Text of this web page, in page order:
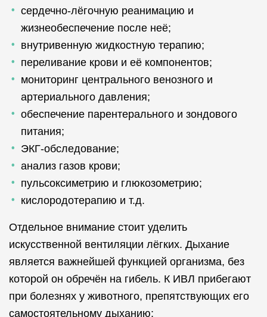
сердечно-лёгочную реанимацию и
жизнеобеспечение после неё;
внутривенную жидкостную терапию;
переливание крови и её компонентов;
мониторинг центрального венозного и
артериального давления;
обеспечение парентерального и зондового
питания;
ЭКГ-обследование;
анализ газов крови;
пульсоксиметрию и глюкозометрию;
кислородотерапию и т.д.
Отдельное внимание стоит уделить
искусственной вентиляции лёгких. Дыхание
является важнейшей функцией организма, без
которой он обречён на гибель. К ИВЛ прибегают
при болезнях у животного, препятствующих его
самостоятельному дыханию: